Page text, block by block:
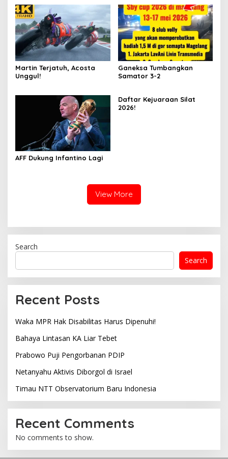
Martin Terjatuh, Acosta
Unggul!
Ganeksa Tumbangkan
Samator 3-2
AFF Dukung Infantino Lagi
Daftar Kejuaraan Silat
2026!
View More
Search
Search
Recent Posts
Waka MPR Hak Disabilitas Harus Dipenuhi!
Bahaya Lintasan KA Liar Tebet
Prabowo Puji Pengorbanan PDIP
Netanyahu Aktivis Diborgol di Israel
Timau NTT Observatorium Baru Indonesia
Recent Comments
No comments to show.